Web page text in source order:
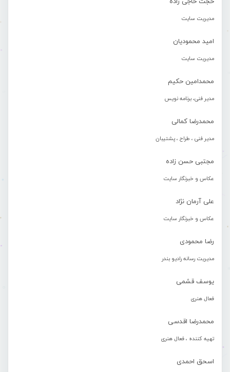
مدیریت سایت
امید محمودیان
مدیریت سایت
محمدامین حکیم
مدیر فنی، برنامه نویس
محمدرضا کمالی
مدیر فنی ، طراح ، پشتیبان
مجتبی حسن زاده
عکاس و خبرنگار سایت
علی آرمان نژاد
عکاس و خبرنگار سایت
رضا محمودی
مدیریت رسانه رادیو بندر
یوسف قشمی
فعال هنری
محمدرضا اقدسی
تهیه کننده ، فعال هنری
اسحق احمدی